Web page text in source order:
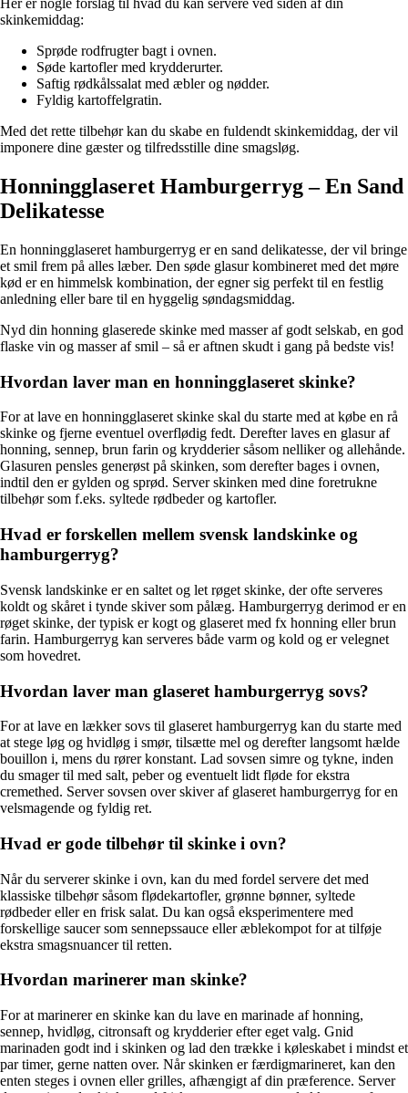
Her er nogle forslag til hvad du kan servere ved siden af din
skinkemiddag:
Sprøde rodfrugter bagt i ovnen.
Søde kartofler med krydderurter.
Saftig rødkålssalat med æbler og nødder.
Fyldig kartoffelgratin.
Med det rette tilbehør kan du skabe en fuldendt skinkemiddag, der vil
imponere dine gæster og tilfredsstille dine smagsløg.
Honningglaseret Hamburgerryg – En Sand
Delikatesse
En honningglaseret hamburgerryg er en sand delikatesse, der vil bringe
et smil frem på alles læber. Den søde glasur kombineret med det møre
kød er en himmelsk kombination, der egner sig perfekt til en festlig
anledning eller bare til en hyggelig søndagsmiddag.
Nyd din honning glaserede skinke med masser af godt selskab, en god
flaske vin og masser af smil – så er aftnen skudt i gang på bedste vis!
Hvordan laver man en honningglaseret skinke?
For at lave en honningglaseret skinke skal du starte med at købe en rå
skinke og fjerne eventuel overflødig fedt. Derefter laves en glasur af
honning, sennep, brun farin og krydderier såsom nelliker og allehånde.
Glasuren pensles generøst på skinken, som derefter bages i ovnen,
indtil den er gylden og sprød. Server skinken med dine foretrukne
tilbehør som f.eks. syltede rødbeder og kartofler.
Hvad er forskellen mellem svensk landskinke og
hamburgerryg?
Svensk landskinke er en saltet og let røget skinke, der ofte serveres
koldt og skåret i tynde skiver som pålæg. Hamburgerryg derimod er en
røget skinke, der typisk er kogt og glaseret med fx honning eller brun
farin. Hamburgerryg kan serveres både varm og kold og er velegnet
som hovedret.
Hvordan laver man glaseret hamburgerryg sovs?
For at lave en lækker sovs til glaseret hamburgerryg kan du starte med
at stege løg og hvidløg i smør, tilsætte mel og derefter langsomt hælde
bouillon i, mens du rører konstant. Lad sovsen simre og tykne, inden
du smager til med salt, peber og eventuelt lidt fløde for ekstra
cremethed. Server sovsen over skiver af glaseret hamburgerryg for en
velsmagende og fyldig ret.
Hvad er gode tilbehør til skinke i ovn?
Når du serverer skinke i ovn, kan du med fordel servere det med
klassiske tilbehør såsom flødekartofler, grønne bønner, syltede
rødbeder eller en frisk salat. Du kan også eksperimentere med
forskellige saucer som sennepssauce eller æblekompot for at tilføje
ekstra smagsnuancer til retten.
Hvordan marinerer man skinke?
For at marinerer en skinke kan du lave en marinade af honning,
sennep, hvidløg, citronsaft og krydderier efter eget valg. Gnid
marinaden godt ind i skinken og lad den trække i køleskabet i mindst et
par timer, gerne natten over. Når skinken er færdigmarineret, kan den
enten steges i ovnen eller grilles, afhængigt af din præference. Server